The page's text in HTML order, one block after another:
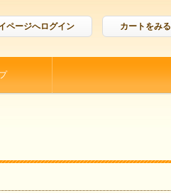
ページへログイン カートをみる